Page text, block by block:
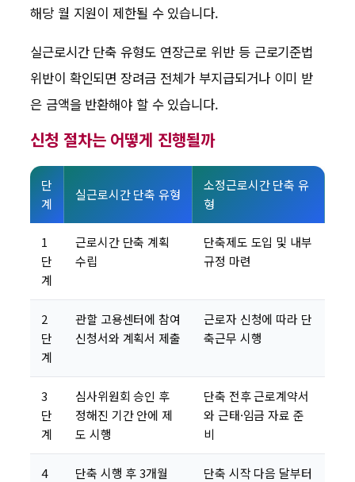
해당 월 지원이 제한될 수 있습니다.
실근로시간 단축 유형도 연장근로 위반 등 근로기준법
위반이 확인되면 장려금 전체가 부지급되거나 이미 받
은 금액을 반환해야 할 수 있습니다.
신청 절차는 어떻게 진행될까
단
계
실근로시간 단축 유형
소정근로시간 단축 유
형
1
단
계
근로시간 단축 계획
수립
단축제도 도입 및 내부
규정 마련
2
단
계
관할 고용센터에 참여
신청서와 계획서 제출
근로자 신청에 따라 단
축근무 시행
3
단
계
심사위원회 승인 후
정해진 기간 안에 제
도 시행
단축 전후 근로계약서
와 근태·임금 자료 준
비
4
단축 시행 후 3개월
단축 시작 다음 달부터